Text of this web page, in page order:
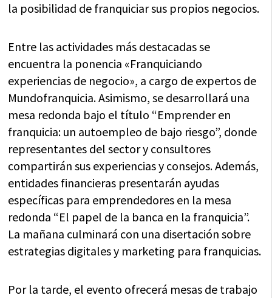
la posibilidad de franquiciar sus propios negocios.
Entre las actividades más destacadas se
encuentra la ponencia «Franquiciando
experiencias de negocio», a cargo de expertos de
Mundofranquicia. Asimismo, se desarrollará una
mesa redonda bajo el título “Emprender en
franquicia: un autoempleo de bajo riesgo”, donde
representantes del sector y consultores
compartirán sus experiencias y consejos. Además,
entidades financieras presentarán ayudas
específicas para emprendedores en la mesa
redonda “El papel de la banca en la franquicia”.
La mañana culminará con una disertación sobre
estrategias digitales y marketing para franquicias.
Por la tarde, el evento ofrecerá mesas de trabajo